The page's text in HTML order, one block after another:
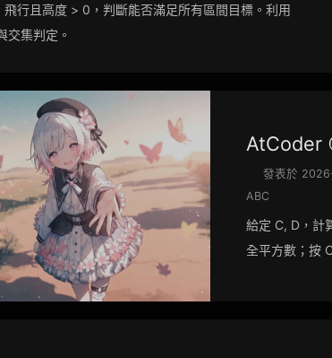
飛行且高度 > 0，判斷能否滿足所有區間目標。利用
交集判定。
AtCoder
發表於
ABC
給定 C, D，計
全平方數；按